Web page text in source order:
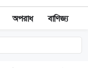
অপরাধ বাণিজ্য